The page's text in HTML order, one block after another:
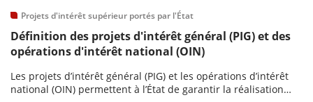
Projets d'intérêt supérieur portés par l'État
Définition des projets d'intérêt général (PIG) et des
opérations d'intérêt national (OIN)
Les projets d’intérêt général (PIG) et les opérations d’intérêt
national (OIN) permettent à l’État de garantir la réalisation